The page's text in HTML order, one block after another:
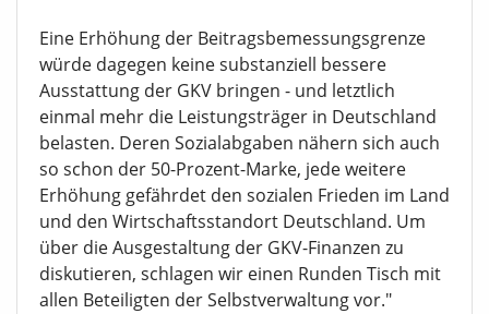
Eine Erhöhung der Beitragsbemessungsgrenze
würde dagegen keine substanziell bessere
Ausstattung der GKV bringen - und letztlich
einmal mehr die Leistungsträger in Deutschland
belasten. Deren Sozialabgaben nähern sich auch
so schon der 50-Prozent-Marke, jede weitere
Erhöhung gefährdet den sozialen Frieden im Land
und den Wirtschaftsstandort Deutschland. Um
über die Ausgestaltung der GKV-Finanzen zu
diskutieren, schlagen wir einen Runden Tisch mit
allen Beteiligten der Selbstverwaltung vor."